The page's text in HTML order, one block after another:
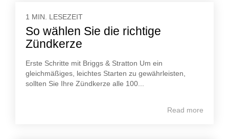
1 MIN. LESEZEIT
So wählen Sie die richtige
Zündkerze
Erste Schritte mit Briggs & Stratton Um ein
gleichmäßiges, leichtes Starten zu gewährleisten,
sollten Sie Ihre Zündkerze alle 100...
Read more